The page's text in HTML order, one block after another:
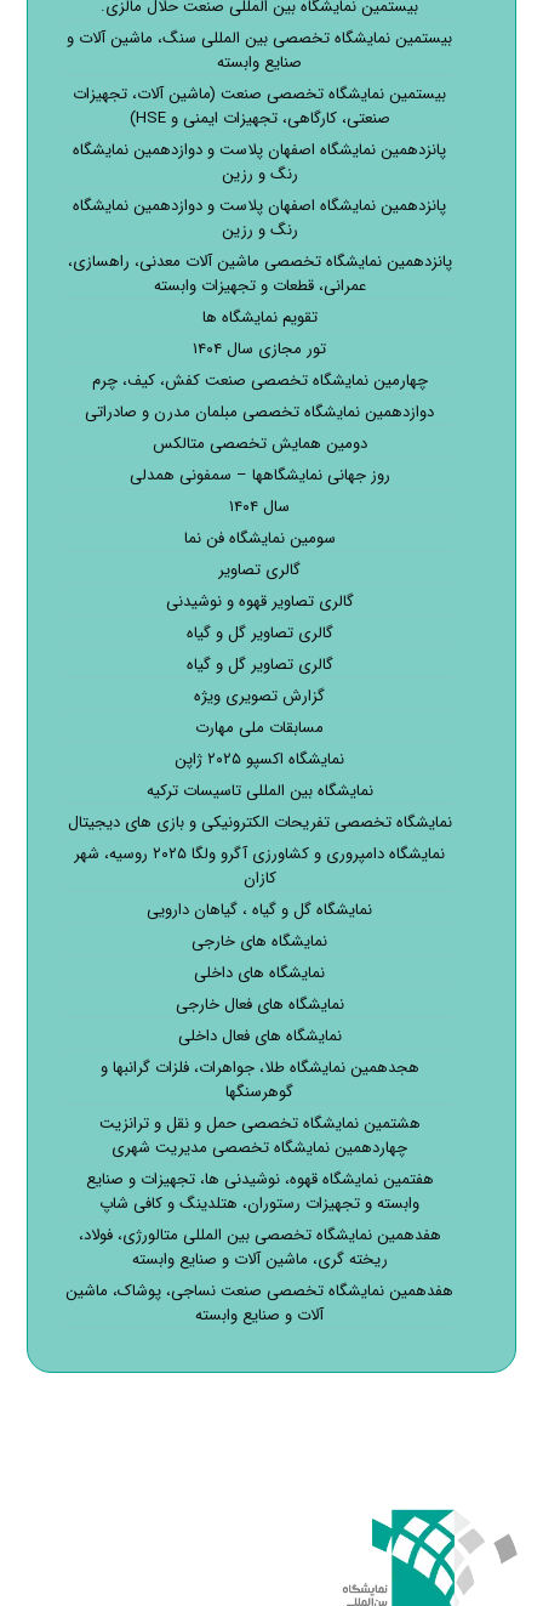
بیستمین نمایشگاه بین المللی صنعت حلال مالزی.
بیستمین نمایشگاه تخصصی بین المللی سنگ، ماشین آلات و
صنایع وابسته
بیستمین نمایشگاه تخصصی صنعت (ماشین آلات، تجهیزات
صنعتی، کارگاهی، تجهیزات ایمنی و HSE)
پانزدهمین نمایشگاه اصفهان پلاست و دوازدهمین نمایشگاه
رنگ و رزین
پانزدهمین نمایشگاه اصفهان پلاست و دوازدهمین نمایشگاه
رنگ و رزین
پانزدهمین نمایشگاه تخصصی ماشین آلات معدنی، راهسازی،
عمرانی، قطعات و تجهیزات وابسته
تقویم نمایشگاه ها
تور مجازی سال ۱۴۰۴
چهارمین نمایشگاه تخصصی صنعت کفش، کیف، چرم
دوازدهمین نمایشگاه تخصصی مبلمان مدرن و صادراتی
دومین همایش تخصصی متالکس
روز جهانی نمایشگاهها – سمفونی همدلی
سال ۱۴۰۴
سومین نمایشگاه فن نما
گالری تصاویر
گالری تصاویر قهوه و نوشیدنی
گالری تصاویر گل و گیاه
گالری تصاویر گل و گیاه
گزارش تصویری ویژه
مسابقات ملی مهارت
نمایشگاه اکسپو ۲۰۲۵ ژاپن
نمایشگاه بین المللی تاسیسات ترکیه
نمایشگاه تخصصی تفریحات الکترونیکی و بازی های دیجیتال
نمایشگاه دامپروری و کشاورزی آگرو ولگا ۲۰۲۵ روسیه، شهر
کازان
نمایشگاه گل و گیاه ، گیاهان دارویی
نمایشگاه های خارجی
نمایشگاه های داخلی
نمایشگاه های فعال خارجی
نمایشگاه های فعال داخلی
هجدهمین نمایشگاه طلا، جواهرات، فلزات گرانبها و
گوهرسنگها
هشتمین نمایشگاه تخصصی حمل و نقل و ترانزیت
چهاردهمین نمایشگاه تخصصی مدیریت شهری
هفتمین نمایشگاه قهوه، نوشیدنی ها، تجهیزات و صنایع
وابسته و تجهیزات رستوران، هتلدینگ و کافی شاپ
هفدهمین نمایشگاه تخصصی بین المللی متالورژی، فولاد،
ریخته گری، ماشین آلات و صنایع وابسته
هفدهمین نمایشگاه تخصصی صنعت نساجی، پوشاک، ماشین
آلات و صنایع وابسته